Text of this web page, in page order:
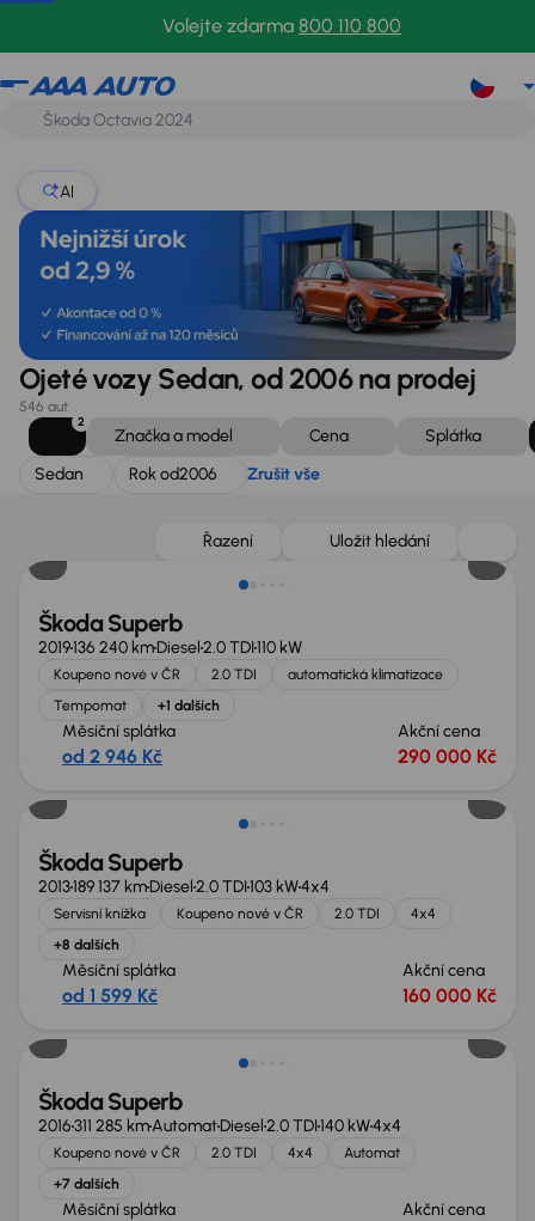
Volejte zdarma 800 110 800
Sedan
AI
Ojeté vozy Sedan, od 2006 na prodej
546 aut
2
Značka a model Cena
Splátka
Sedan
Rok od2006 Zrušit vše
Řazení Uložit hledání
Škoda Superb
2019136 240 kmDiesel2.0 TDI110 kW
Koupeno nové v ČR 2.0 TDI
automatická klimatizace
Tempomat
+1 dalších
Měsíční splátka
od 2 946 Kč
Akční cena
290 000 Kč
Zlevněno o 30 000 Kč
Škoda Superb
2013189 137 kmDiesel2.0 TDI103 kW4x4
Servisní knížka Koupeno nové v ČR 2.0 TDI
4x4
+8 dalších
Měsíční splátka
od 1 599 Kč
Akční cena
160 000 Kč
Škoda Superb
2016311 285 kmAutomatDiesel2.0 TDI140 kW4x4
Koupeno nové v ČR 2.0 TDI 4x4
Automat
+7 dalších
Měsíční splátka Akční cena